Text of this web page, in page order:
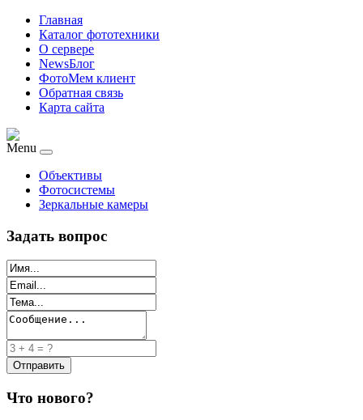
Главная
Каталог фототехники
О сервере
NewsБлог
ФотоМем клиент
Обратная связь
Карта сайта
Menu
Объективы
Фотосистемы
Зеркальные камеры
Задать вопрос
Что нового?